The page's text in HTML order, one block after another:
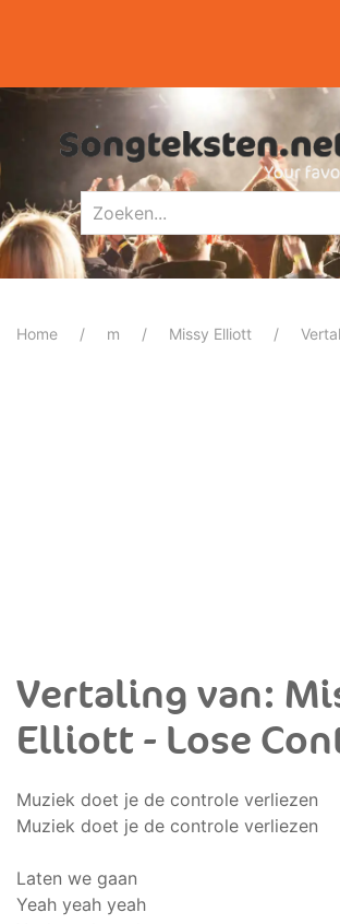
Home m Missy Elliott
Vertaling van:
Elliott - Lose
Muziek doet je de controle verliezen
Muziek doet je de controle verliezen
Laten we gaan
Yeah yeah yeah